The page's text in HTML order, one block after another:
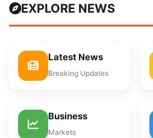
EXPLORE NEWS
Latest News
Breaking Updates
Business
Markets